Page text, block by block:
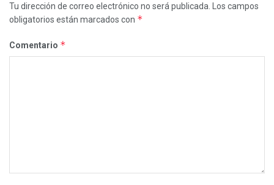
Tu dirección de correo electrónico no será publicada.
Los campos
obligatorios están marcados con *
Comentario *